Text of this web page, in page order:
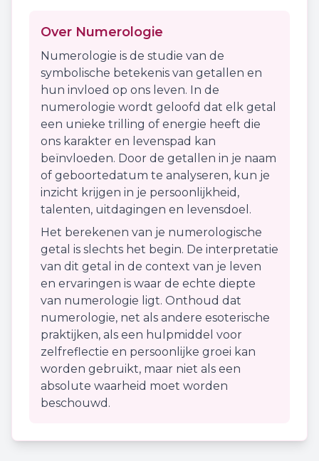
Over Numerologie
Numerologie is de studie van de
symbolische betekenis van getallen en
hun invloed op ons leven. In de
numerologie wordt geloofd dat elk getal
een unieke trilling of energie heeft die
ons karakter en levenspad kan
beïnvloeden. Door de getallen in je naam
of geboortedatum te analyseren, kun je
inzicht krijgen in je persoonlijkheid,
talenten, uitdagingen en levensdoel.
Het berekenen van je numerologische
getal is slechts het begin. De interpretatie
van dit getal in de context van je leven
en ervaringen is waar de echte diepte
van numerologie ligt. Onthoud dat
numerologie, net als andere esoterische
praktijken, als een hulpmiddel voor
zelfreflectie en persoonlijke groei kan
worden gebruikt, maar niet als een
absolute waarheid moet worden
beschouwd.